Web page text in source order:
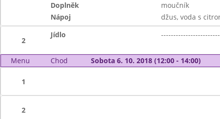
Doplněk
moučník
Nápoj
džus, voda s
2
Jídlo
Menu Chod Sobota 6. 10. 2018 (12:00 - 14:00)
1
2